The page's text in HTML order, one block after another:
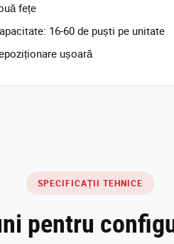
fețe
16-60 de puști pe unitate
ușoară
SPECIFICAȚII TEHNICE
pentru